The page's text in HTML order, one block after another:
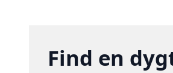
Find en